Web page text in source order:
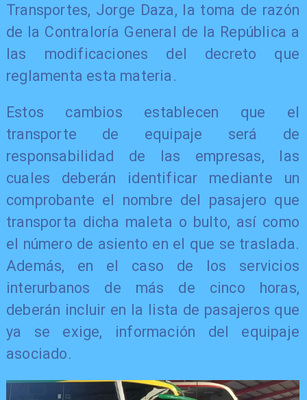
Transportes, Jorge Daza, la toma de razón
de la Contraloría General de la República a
las modificaciones del decreto que
reglamenta esta materia.
Estos cambios establecen que el
transporte de equipaje será de
responsabilidad de las empresas, las
cuales deberán identificar mediante un
comprobante el nombre del pasajero que
transporta dicha maleta o bulto, así como
el número de asiento en el que se traslada.
Además, en el caso de los servicios
interurbanos de más de cinco horas,
deberán incluir en la lista de pasajeros que
ya se exige, información del equipaje
asociado.